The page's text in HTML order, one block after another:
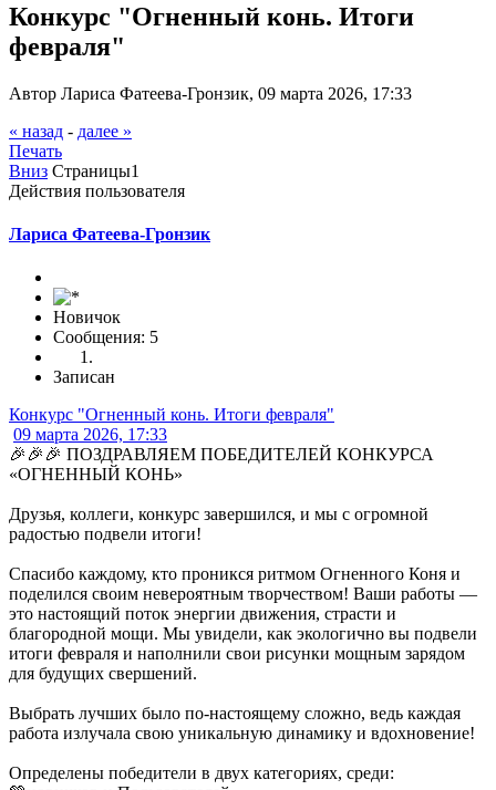
Конкурс "Огненный конь. Итоги
февраля"
Автор Лариса Фатеева-Гронзик, 09 марта 2026, 17:33
« назад - далее »
Печать
Вниз Страницы1
Действия пользователя
Лариса Фатеева-Гронзик
Новичок
Сообщения: 5
Записан
Конкурс "Огненный конь. Итоги февраля"
09 марта 2026, 17:33
🎉🎉🎉 ПОЗДРАВЛЯЕМ ПОБЕДИТЕЛЕЙ КОНКУРСА
«ОГНЕННЫЙ КОНЬ»
Друзья, коллеги, конкурс завершился, и мы с огромной
радостью подвели итоги!
Спасибо каждому, кто проникся ритмом Огненного Коня и
поделился своим невероятным творчеством! Ваши работы —
это настоящий поток энергии движения, страсти и
благородной мощи. Мы увидели, как экологично вы подвели
итоги февраля и наполнили свои рисунки мощным зарядом
для будущих свершений.
Выбрать лучших было по-настоящему сложно, ведь каждая
работа излучала свою уникальную динамику и вдохновение!
Определены победители в двух категориях, среди: